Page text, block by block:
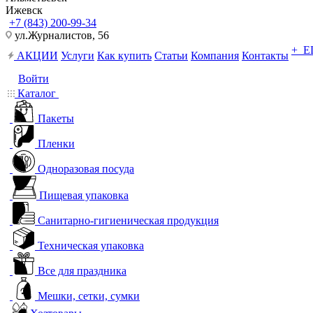
Ижевск
+7 (843) 200-99-34
ул.Журналистов, 56
АКЦИИ Услуги Как купить Статьи Компания Контакты +
Войти
Каталог
Пакеты
Пленки
Одноразовая посуда
Пищевая упаковка
Санитарно-гигиеническая продукция
Техническая упаковка
Все для праздника
Мешки, сетки, сумки